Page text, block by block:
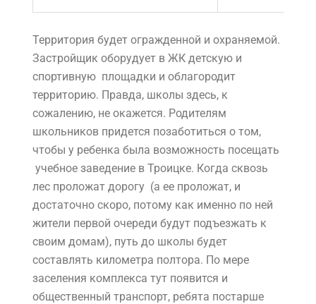
Территория будет огражденной и охраняемой.
Застройщик оборудует в ЖК детскую и
спортивную площадки и облагородит
территорию. Правда, школы здесь, к
сожалению, не окажется. Родителям
школьников придется позаботиться о том,
чтобы у ребенка была возможность посещать
учебное заведение в Троицке. Когда сквозь
лес проложат дорогу (а ее проложат, и
достаточно скоро, потому как именно по ней
жители первой очереди будут подъезжать к
своим домам), путь до школы будет
составлять километра полтора. По мере
заселения комплекса тут появится и
общественный транспорт, ребята постарше